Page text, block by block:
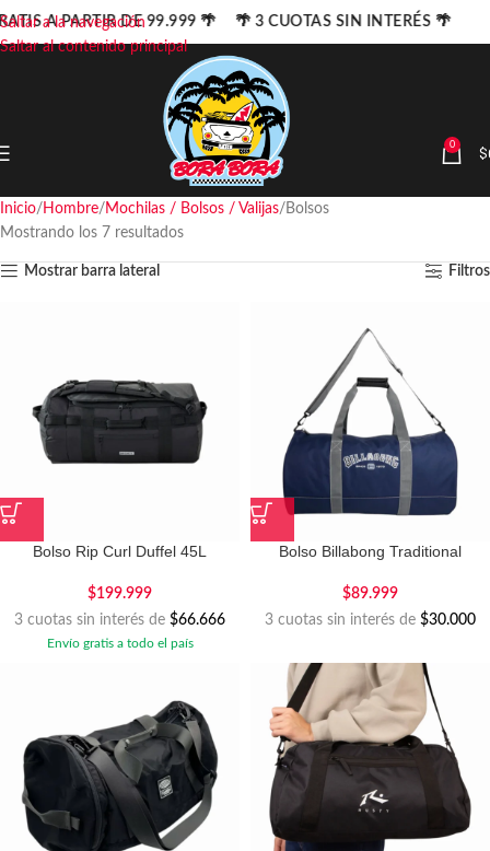
Saltar a la navegación
Saltar al contenido principal
0 $
Inicio Hombre Mochilas / Bolsos / Valijas Bolsos
Mostrando los 7 resultados
Mostrar barra lateral Filtros
Bolso Rip Curl Duffel 45L
$199.999
3 cuotas sin interés de $66.666
Envío gratis a todo el país
Bolso Billabong Traditional
$89.999
3 cuotas sin interés de $30.000
A PARTIR DE 99.999 🌴 🌴 3 CUOTAS SIN INTERÉS 🌴